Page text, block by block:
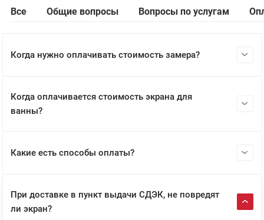
Все Общие вопросы Вопросы по услугам
Когда нужно оплачивать стоимость замера?
Когда оплачивается стоимость экрана для
ванны?
Какие есть способы оплаты?
При доставке в пункт выдачи СДЭК, не повредят
ли экран?